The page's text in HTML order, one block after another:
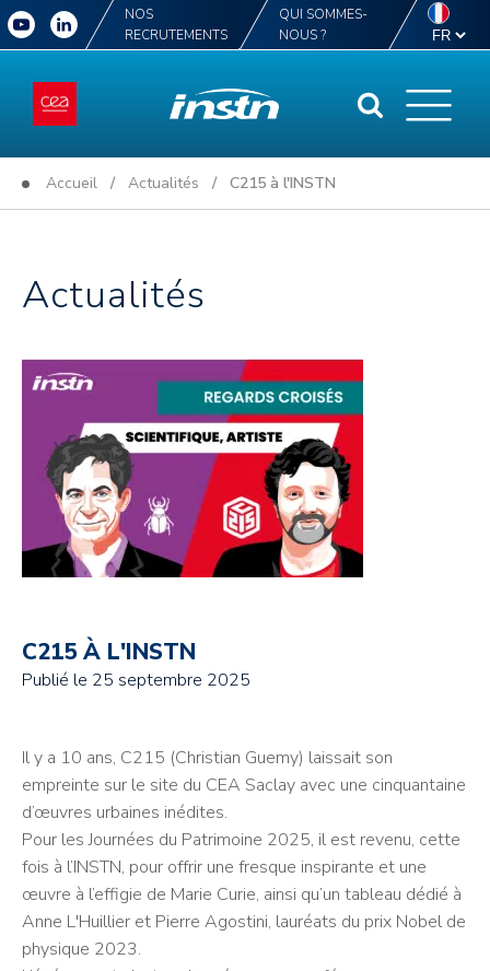
NOS
RECRUTEMENTS
QUI SOMMES-
NOUS ?
Accueil / Actualités / C215 à l'INSTN
Actualités
C215 À L'INSTN
Publié le 25 septembre 2025
Il y a 10 ans, C215 (Christian Guemy) laissait son
empreinte sur le site du CEA Saclay avec une cinquantaine
d’œuvres urbaines inédites.
Pour les Journées du Patrimoine 2025, il est revenu, cette
fois à l’INSTN, pour offrir une fresque inspirante et une
œuvre à l’effigie de Marie Curie, ainsi qu’un tableau dédié à
Anne L'Huillier et Pierre Agostini, lauréats du prix Nobel de
physique 2023.